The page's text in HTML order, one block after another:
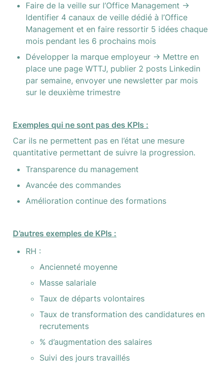
Faire de la veille sur l’Office Management →
Identifier 4 canaux de veille dédié à l’Office
Management et en faire ressortir 5 idées chaque
mois pendant les 6 prochains mois
Développer la marque employeur → Mettre en
place une page WTTJ, publier 2 posts Linkedin
par semaine, envoyer une newsletter par mois
sur le deuxième trimestre
Exemples qui ne sont pas des KPIs :
Car ils ne permettent pas en l’état une mesure
quantitative permettant de suivre la progression.
Transparence du management
Avancée des commandes
Amélioration continue des formations
D’autres exemples de KPIs :
RH :
Ancienneté moyenne
Masse salariale
Taux de départs volontaires
Taux de transformation des candidatures en
recrutements
% d’augmentation des salaires
Suivi des jours travaillés